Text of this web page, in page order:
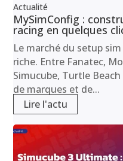
Actualité
MySimConfig :
racing en quelques
Le marché du setup
riche. Entre Fanatec,
Simucube, Turtle
de marques et de...
Lire l'actu